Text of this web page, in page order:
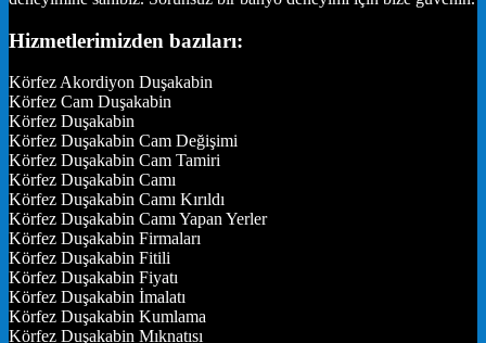
Hizmetlerimizden bazıları:
Körfez Akordiyon Duşakabin
Körfez Cam Duşakabin
Körfez Duşakabin
Körfez Duşakabin Cam Değişimi
Körfez Duşakabin Cam Tamiri
Körfez Duşakabin Camı
Körfez Duşakabin Camı Kırıldı
Körfez Duşakabin Camı Yapan Yerler
Körfez Duşakabin Firmaları
Körfez Duşakabin Fitili
Körfez Duşakabin Fiyatı
Körfez Duşakabin İmalatı
Körfez Duşakabin Kumlama
Körfez Duşakabin Mıknatısı